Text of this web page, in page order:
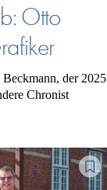
Otto
der 2025
Chronist